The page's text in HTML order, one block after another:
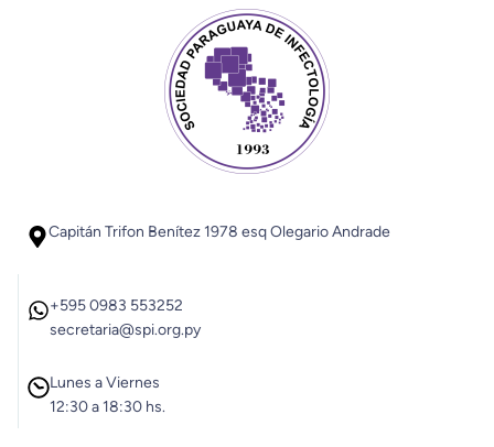
Capitán Trifon Benítez 1978 esq Olegario Andrade
+595 0983 553252
secretaria@spi.org.py
Lunes a Viernes
12:30 a 18:30 hs.